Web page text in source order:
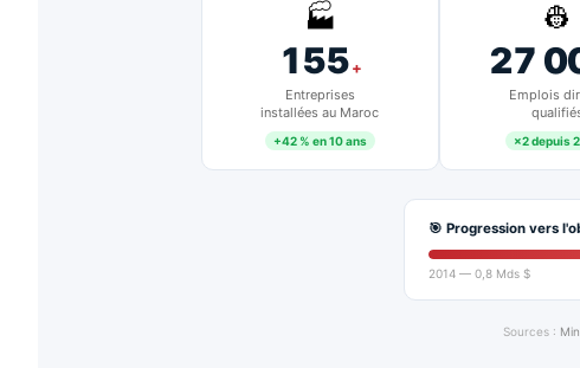
🏭
155+
Entreprises
installées au Maroc
+42 % en 10 ans
👷
27
Emplois
×2 depuis
🎯 Progression vers
2014 — 0,8 Mds $
Sources :